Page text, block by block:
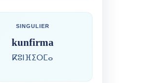
SINGULIER
kunfirma
ⴽⵓⵏⴼⵉⵔⵎⴰ